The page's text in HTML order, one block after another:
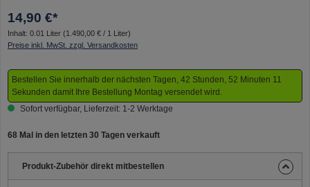
14,90 €*
Inhalt: 0.01 Liter (1.490,00 € / 1 Liter)
Preise inkl. MwSt. zzgl. Versandkosten
Bestellen Sie innerhalb der nächsten Tagen, 42 Stunden, 52 Minuten 11
Sekunden damit Ihre Bestellung Montag versendet wird.
Sofort verfügbar, Lieferzeit: 1-2 Werktage
68 Mal in den letzten 30 Tagen verkauft
Produkt-Zubehör direkt mitbestellen